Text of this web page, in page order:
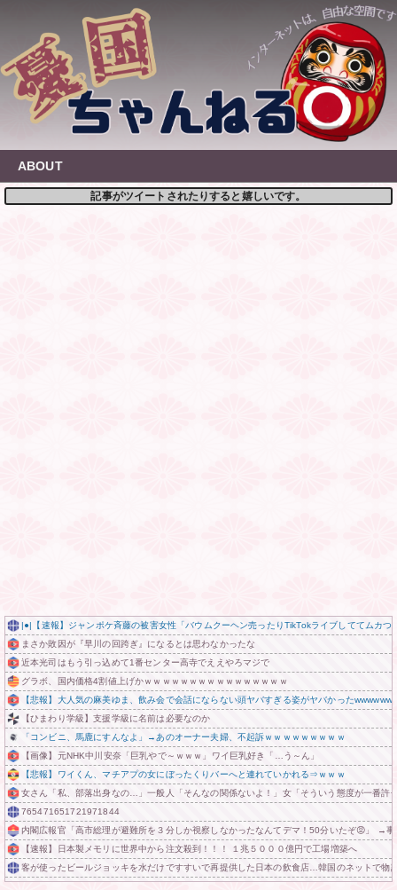
content
ABOUT
記事がツイートされたりすると嬉しいです。
|●|【速報】ジャンポケ斉藤の被害女性「バウムクーヘン売ったりTikTokライブしててムカつ
まさか敗因が『早川の回跨ぎ』になるとは思わなかったな
近本光司はもう引っ込めて1番センター高寺でええやろマジで
グラボ、国内価格4割値上げかｗｗｗｗｗｗｗｗｗｗｗｗｗｗｗｗ
【悲報】大人気の麻美ゆま、飲み会で会話にならない頭ヤバすぎる姿がヤバかったwwwwww
【ひまわり学級】支援学級に名前は必要なのか
「コンビニ、馬鹿にすんなよ」→あのオーナー夫婦、不起訴ｗｗｗｗｗｗｗｗｗ
【画像】元NHK中川安奈「巨乳やで～ｗｗｗ」ワイ巨乳好き「…う～ん」
【悲報】ワイくん、マチアプの女にぼったくりバーへと連れていかれる⇒ｗｗｗ
女さん「私、部落出身なの…」一般人「そんなの関係ないよ！」女「そういう態度が一番許
765471651721971844
内閣広報官「高市総理が避難所を３分しか視察しなかったなんてデマ！50分いたぞ😡」 →
【速報】日本製メモリに世界中から注文殺到！！！ １兆５０００億円で工場増築へ
客が使ったビールジョッキを水だけですすいで再提供した日本の飲食店…韓国のネットで物